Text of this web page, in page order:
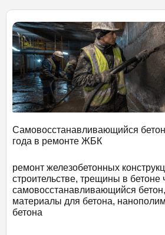
Самовосстанавливающийся
года в ремонте ЖБК
ремонт железобетонных
строительстве, трещины в бетоне
самовосстанавливающийся
материалы для бетона,
бетона